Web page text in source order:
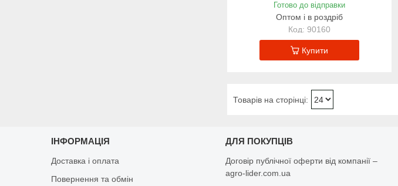
Готово до відправки
Оптом і в роздріб
90160
Купити
ІНФОРМАЦІЯ
Доставка і оплата
Повернення та обмін
ДЛЯ ПОКУПЦІВ
Договір публічної оферти від компанії –
agro-lider.com.ua